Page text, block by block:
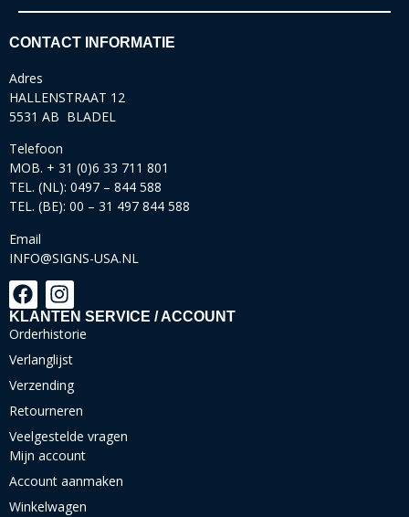
CONTACT INFORMATIE
Adres
HALLENSTRAAT 12
5531 AB BLADEL
Telefoon
MOB. + 31 (0)6 33 711 801
TEL. (NL): 0497 – 844 588
TEL. (BE): 00 – 31 497 844 588
Email
INFO@SIGNS-USA.NL
KLANTEN SERVICE / ACCOUNT
Orderhistorie
Verlanglijst
Verzending
Retourneren
Veelgestelde vragen
Mijn account
Account aanmaken
Winkelwagen